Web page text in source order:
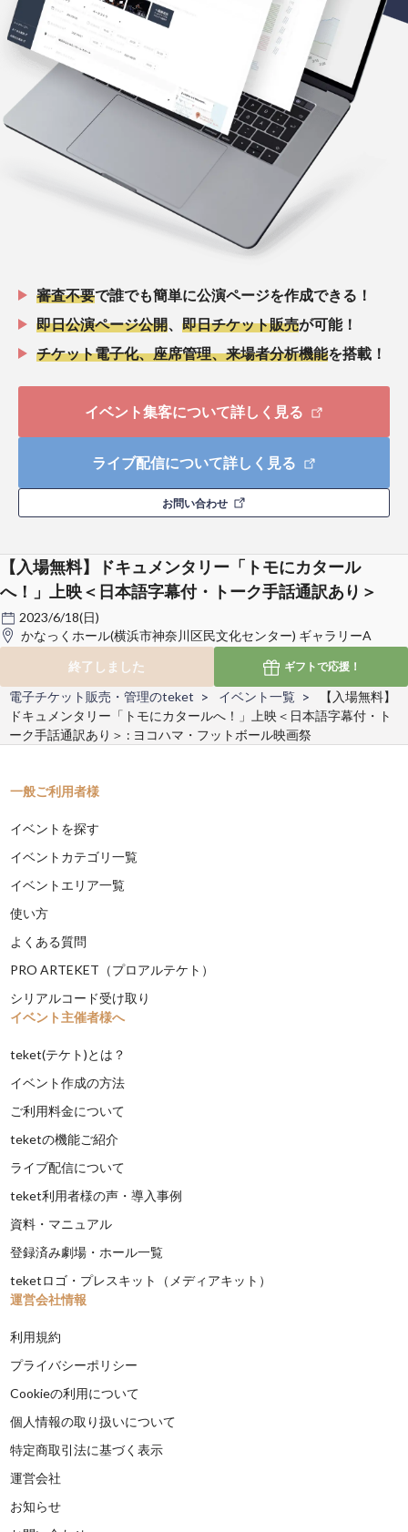
審査不要で誰でも簡単に公演ページを作成できる！
即日公演ページ公開
即日チケット販売が可能！
チケット電子化、座席管理、来場者分析機能を搭載！
イベント集客について詳しく見る
ライブ配信について詳しく見る
お問い合わせ
【入場無料】ドキュメンタリー「トモにカタール
へ！」上映＜日本語字幕付・トーク手話通訳あり＞
2023/6/18(日)
かなっくホール(横浜市神奈川区民文化センター) ギャラリーA
終了しました
ギフトで応援！
電子チケット販売・管理のteket イベント一覧
【入場無料】
ドキュメンタリー「トモにカタールへ！」上映＜日本語字幕付・ト
ーク手話通訳あり＞ : ヨコハマ・フットボール映画祭
一般ご利用者様
イベントを探す
イベントカテゴリ一覧
イベントエリア一覧
使い方
よくある質問
PRO ARTEKET（プロアルテケト）
シリアルコード受け取り
イベント主催者様へ
teket(テケト)とは？
イベント作成の方法
ご利用料金について
teketの機能ご紹介
ライブ配信について
teket利用者様の声・導入事例
資料・マニュアル
登録済み劇場・ホール一覧
teketロゴ・プレスキット（メディアキット）
運営会社情報
利用規約
プライバシーポリシー
Cookieの利用について
個人情報の取り扱いについて
特定商取引法に基づく表示
運営会社
お知らせ